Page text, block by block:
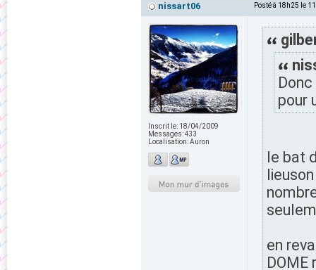
nissart06 Posté à 18h25 le
Inscrit le: 18/04/2009
Messages:433
Localisation:Auron
pour
le bat
en